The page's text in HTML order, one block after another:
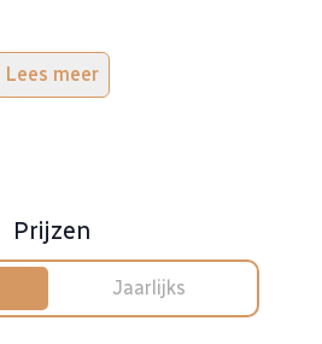
Lees meer
Prijzen
Jaarlijks